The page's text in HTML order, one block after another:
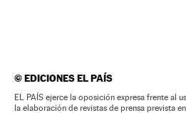
©EDICIONES EL PAÍS
EL PAÍS ejerce la oposición expresa frente al
la elaboración de revistas de prensa prevista